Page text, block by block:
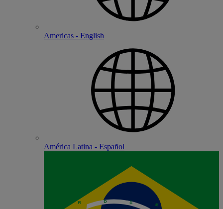
Americas - English
América Latina - Español